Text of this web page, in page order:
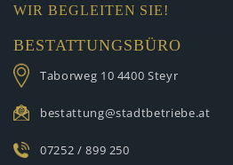
WIR BEGLEITEN SIE!
BESTATTUNGSBÜRO
Taborweg 10 4400 Steyr
bestattung@stadtbetriebe.at
07252 / 899 250